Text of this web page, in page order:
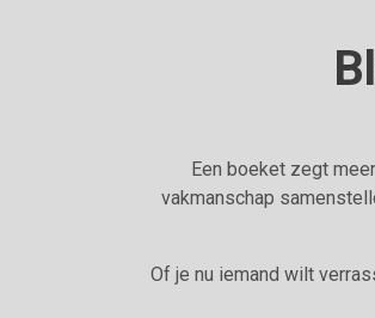
Een boeket zegt
vakmanschap
Of je nu iemand wilt